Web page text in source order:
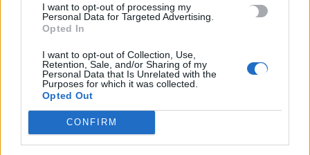
I want to opt-out of processing my
Personal Data for Targeted Advertising.
Opted In
I want to opt-out of Collection, Use,
Retention, Sale, and/or Sharing of my
Personal Data that Is Unrelated with the
Purposes for which it was collected.
Opted Out
CONFIRM